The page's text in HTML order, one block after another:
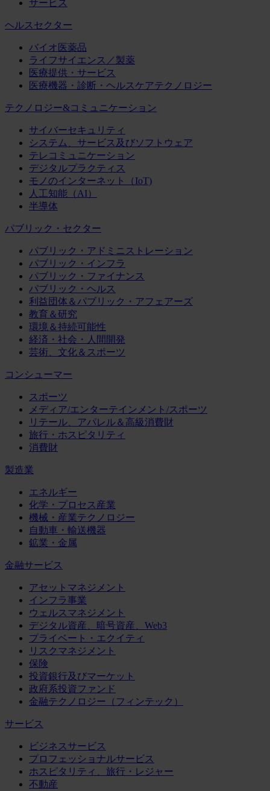
サービス
ヘルスセクター
バイオ医薬品
ライフサイエンス／製薬
医療提供・サービス
医療機器・診断・ヘルスケアテクノロジー
テクノロジー&コミュニケーション
サイバーセキュリティ
システム、サービス及びソフトウェア
テレコミュニケーション
デジタルプラクティス
モノのインターネット（IoT)
人工知能（AI）
半導体
パブリック・セクター
パブリック・アドミニストレーション
パブリック・インフラ
パブリック・ファイナンス
パブリック・ヘルス
利益団体＆パブリック・アフェアーズ
教育＆研究
環境＆持続可能性
経済・社会・人間開発
芸術、文化＆スポーツ
コンシューマー
スポーツ
メディア/エンターテインメント/スポーツ
リテール、アパレル＆高級消費財
旅行・ホスピタリティ
消費財
製造業
エネルギー
化学・プロセス産業
機械・産業テクノロジー
自動車・輸送機器
鉱業・金属
金融サービス
アセットマネジメント
インフラ事業
ウェルスマネジメント
デジタル資産、暗号資産、Web3
プライベート・エクイティ
リスクマネジメント
保険
投資銀行及びマーケット
政府系投資ファンド
金融テクノロジー（フィンテック）
サービス
ビジネスサービス
プロフェッショナルサービス
ホスピタリティ、旅行・レジャー
不動産